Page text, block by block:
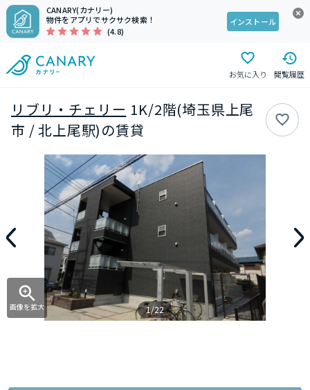
CANARY(カナリー)
物件をアプリでサクサク検索！
(4.8)
インストール
お気に入り 閲覧履歴
リブリ・チェリー 1K/2階(埼玉県上尾
市 / 北上尾駅)の賃貸
画像を拡大 1/22